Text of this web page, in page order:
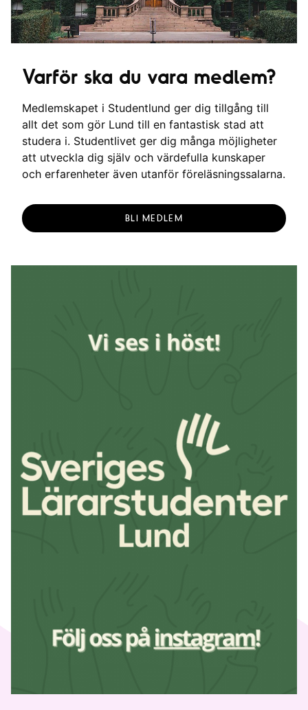
Varför ska du vara medlem?
Medlemskapet i Studentlund ger dig tillgång till
allt det som gör Lund till en fantastisk stad att
studera i. Studentlivet ger dig många möjligheter
att utveckla dig själv och värdefulla kunskaper
och erfarenheter även utanför föreläsningssalarna.
BLI MEDLEM